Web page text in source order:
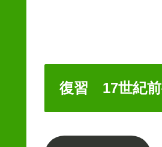
復習 17世紀